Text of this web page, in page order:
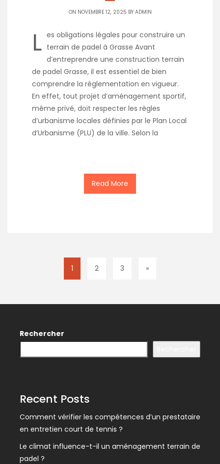
ON NOVEMBRE 12, 2025 BY ADMIN
L es obligations légales pour construire un
terrain de padel à Grasse Avant
d’entreprendre une construction terrain
de padel Grasse, il est essentiel de bien
comprendre la réglementation en vigueur.
En effet, tout projet d’aménagement sportif,
même privé, doit respecter les règles
d’urbanisme locales définies par le Plan Local
d’Urbanisme (PLU) de la ville. Selon la
Read More
1 2 3 »
Rechercher
Recent Posts
Comment vérifier les compétences d’un prestataire
en entretien court de tennis ?
Le climat influence-t-il un aménagement terrain de
padel ?